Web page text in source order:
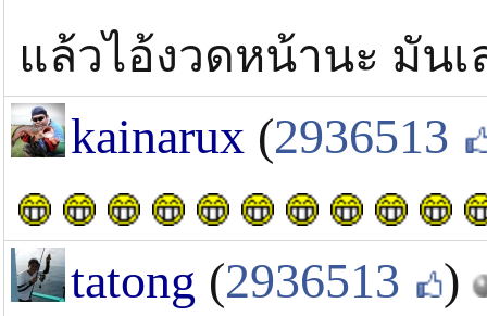
แล้วไอ้งวดหน้านะ มัน
kainarux (2936513
tatong (2936513 )